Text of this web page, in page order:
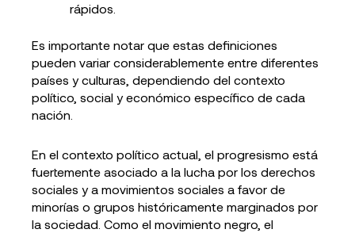
rápidos.
Es importante notar que estas definiciones
pueden variar considerablemente entre diferentes
países y culturas, dependiendo del contexto
político, social y económico específico de cada
nación.
En el contexto político actual, el progresismo está
fuertemente asociado a la lucha por los derechos
sociales y a movimientos sociales a favor de
minorías o grupos históricamente marginados por
la sociedad. Como el movimiento negro, el